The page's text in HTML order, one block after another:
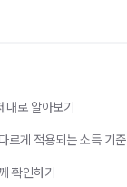
대로 알아보기
르게 적용되는 소득 기준
확인하기